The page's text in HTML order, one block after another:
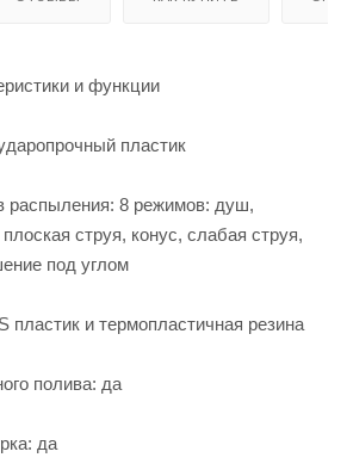
и функции
пластик
распыления: 8 режимов: душ,
струя, конус, слабая струя,
под углом
пластик и термопластичная резина
полива: да
да